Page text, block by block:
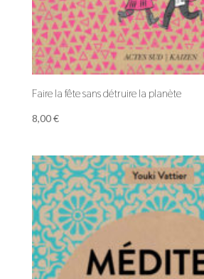
Faire la fête sans détruire la planète
8,00€